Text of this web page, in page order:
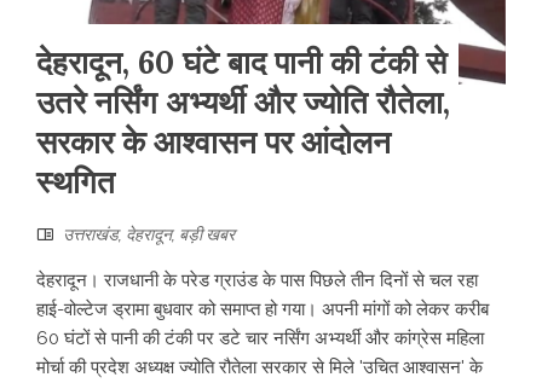
देहरादून, 60 घंटे बाद पानी की टंकी से
उतरे नर्सिंग अभ्यर्थी और ज्योति रौतेला,
सरकार के आश्वासन पर आंदोलन
स्थगित
उत्तराखंड, देहरादून, बड़ी खबर
देहरादून। राजधानी के परेड ग्राउंड के पास पिछले तीन दिनों से चल रहा
हाई-वोल्टेज ड्रामा बुधवार को समाप्त हो गया। अपनी मांगों को लेकर करीब
60 घंटों से पानी की टंकी पर डटे चार नर्सिंग अभ्यर्थी और कांग्रेस महिला
मोर्चा की प्रदेश अध्यक्ष ज्योति रौतेला सरकार से मिले 'उचित आश्वासन' के